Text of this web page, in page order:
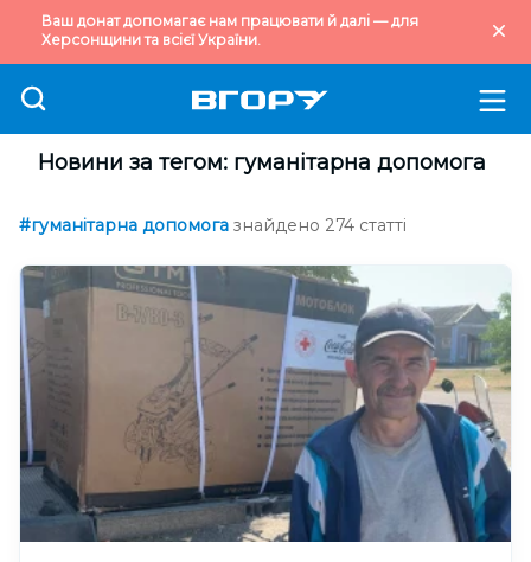
Ваш донат допомагає нам працювати й далі — для
Херсонщини та всієї України.
Новини за тегом: гуманітарна допомога
#гуманітарна допомога знайдено 274 статті